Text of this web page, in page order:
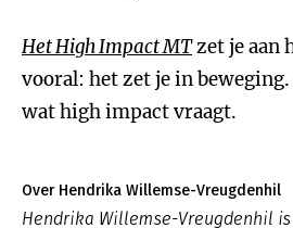
Het High Impact MTzet je aan
vooral: het zet je in
wat high impact vraagt.
Over Hendrika Willemse-Vreugdenhil
Hendrika Willemse-Vreugdenhil